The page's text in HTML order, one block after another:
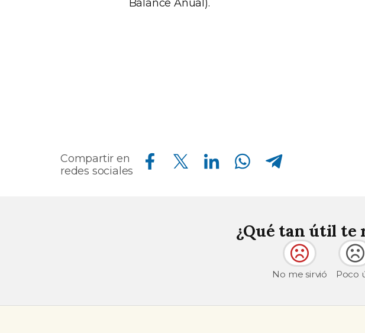
Balance Anual).
Compartir en
redes sociales
Compartir en Facebook Compartir en Twitter Compartir en Linkedin Compartir en Whatsapp Compartir en Telegram
¿Qué tan útil te
No me sirvió Poco